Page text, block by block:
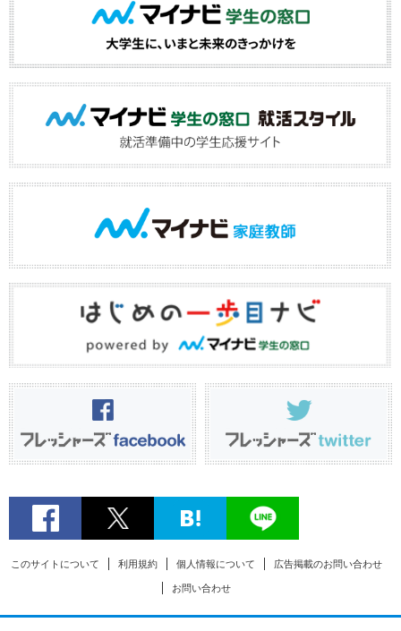
このサイトについて 利用規約 個人情報について 広告掲載のお問い合わせ
お問い合わせ